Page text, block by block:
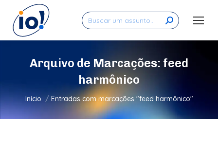
Search:
Arquivo de Marcações: feed
harmônico
Você está aqui:
Início Entradas com marcações "feed harmônico"